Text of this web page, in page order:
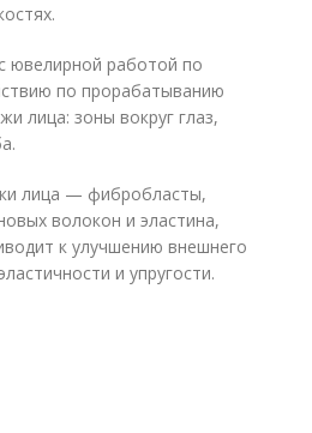
ювелирной работой по
по прорабатыванию
лица: зоны вокруг глаз,
лица — фибробласты,
волокон и эластина,
к улучшению внешнего
и упругости.